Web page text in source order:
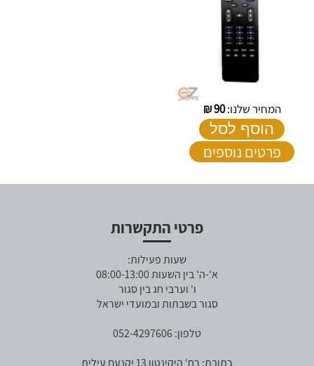
המחיר שלנו:90
₪
הוסף לסל
פרטים נוספים
פרטי התקשרות
שעות פעילות:
א'-ה' בין השעות 08:00-13:00
ו' וערבי חג בין סגור
סגור בשבתות ובמועדי ישראל
טלפון: 052-4297606
כתובת: רח' היקינטון 13 יקנעם עילית